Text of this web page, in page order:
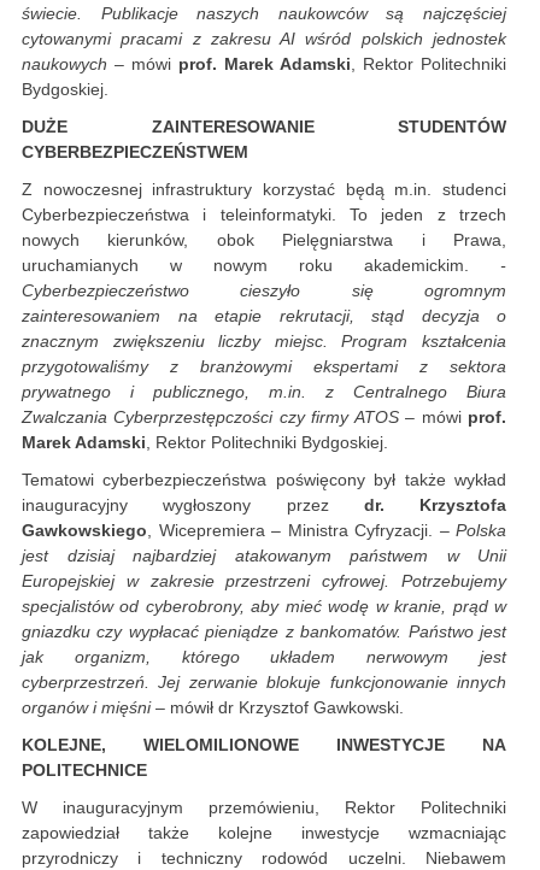
świecie. Publikacje naszych naukowców są najczęściej
cytowanymi pracami z zakresu AI wśród polskich jednostek
naukowych – mówi prof. Marek Adamski , Rektor Politechniki
Bydgoskiej.
DUŻE ZAINTERESOWANIE STUDENTÓW
CYBERBEZPIECZEŃSTWEM
Z nowoczesnej infrastruktury korzystać będą m.in. studenci
Cyberbezpieczeństwa i teleinformatyki. To jeden z trzech
nowych kierunków, obok Pielęgniarstwa i Prawa,
uruchamianych w nowym roku akademickim. -
Cyberbezpieczeństwo cieszyło się ogromnym
zainteresowaniem na etapie rekrutacji, stąd decyzja o
znacznym zwiększeniu liczby miejsc. Program kształcenia
przygotowaliśmy z branżowymi ekspertami z sektora
prywatnego i publicznego, m.in. z Centralnego Biura
Zwalczania Cyberprzestępczości czy firmy ATOS– mówi prof.
Marek Adamski , Rektor Politechniki Bydgoskiej.
Tematowi cyberbezpieczeństwa poświęcony był także wykład
inauguracyjny wygłoszony przez dr. Krzysztofa
Gawkowskiego , Wicepremiera – Ministra Cyfryzacji. – Polska
jest dzisiaj najbardziej atakowanym państwem w Unii
Europejskiej w zakresie przestrzeni cyfrowej. Potrzebujemy
specjalistów od cyberobrony, aby mieć wodę w kranie, prąd w
gniazdku czy wypłacać pieniądze z bankomatów. Państwo jest
jak organizm, którego układem nerwowym jest
cyberprzestrzeń. Jej zerwanie blokuje funkcjonowanie innych
organów i mięśni– mówił dr Krzysztof Gawkowski.
KOLEJNE, WIELOMILIONOWE INWESTYCJE NA
POLITECHNICE
W inauguracyjnym przemówieniu, Rektor Politechniki
zapowiedział także kolejne inwestycje wzmacniając
przyrodniczy i techniczny rodowód uczelni. Niebawem